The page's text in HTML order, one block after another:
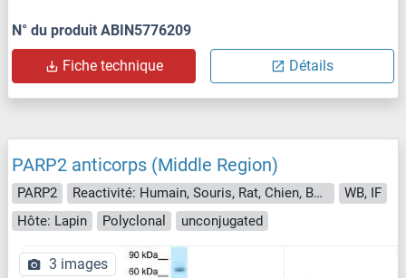
N° du produit ABIN5776209
Fiche technique Détails
PARP2 anticorps (Middle Region)
PARP2 Reactivité: Humain, Souris, Rat, Chien, Boeuf (Vache), Cheval, Lapin, Cobaye
WB, IF
Hôte: Lapin
Polyclonal unconjugated
3 images